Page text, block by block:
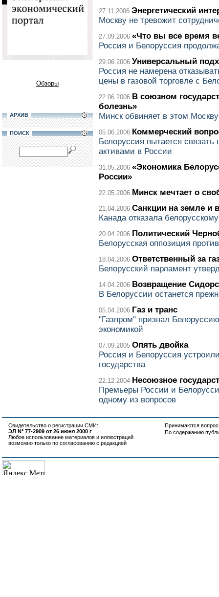
Обзоры
АРХИВ
ПОИСК
27.11.2006 Энергетический
Москву не тревожит
27.09.2006 «Что вы все время
Россия и Белоруссия
29.06.2006 Универсальный
Россия не намерена
цены в газовой торговле с
22.06.2006 В союзном
болезнь»
Минск обвиняет в этом Москву
05.06.2006 Коммерческий
Белоруссия пытается
активами в России
31.05.2006 «Экономика
России»
22.05.2006 Минск мечтает о
21.04.2006 Санкции на земле и
Канада отказала
20.04.2006 Политический
Белорусская оппозиция
18.04.2006 Ответственный за
Белорусский парламент
14.04.2006 Возвращение
В Белоруссии останется
05.04.2006 Газ и транс
"Газпром" признал
экономикой
07.09.2005 Опять двойка
Россия и Белоруссия
государства
22.12.2004 Несоюзное
Премьеры России и
одному из вопросов
Свидетельство о регистрации СМИ:
ЭЛ N° 77-2909 от 26 июня 2000 г
Любое использование материалов и иллюстраций
возможно только по согласованию с редакцией
Принимаются
По содержанию